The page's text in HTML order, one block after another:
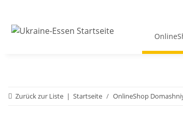
Zurück zur Liste Startseite OnlineShop